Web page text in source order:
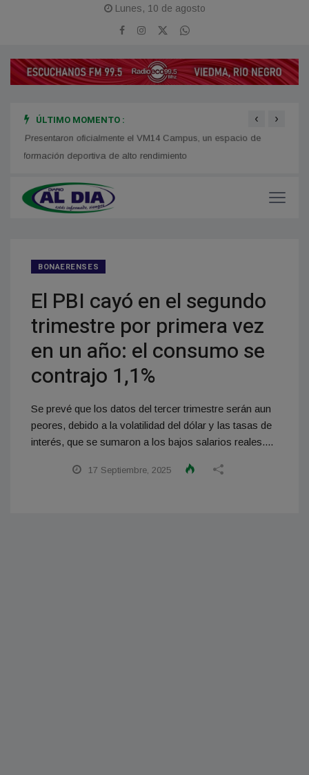
Lunes, 10 de agosto
ÚLTIMO MOMENTO :
Presentaron oficialmente el VM14 Campus, un espacio de
formación deportiva de alto rendimiento
‹ ›
BONAERENSES
El PBI cayó en el segundo
trimestre por primera vez
en un año: el consumo se
contrajo 1,1%
Se prevé que los datos del tercer trimestre serán aun
peores, debido a la volatilidad del dólar y las tasas de
interés, que se sumaron a los bajos salarios reales....
17 Septiembre, 2025